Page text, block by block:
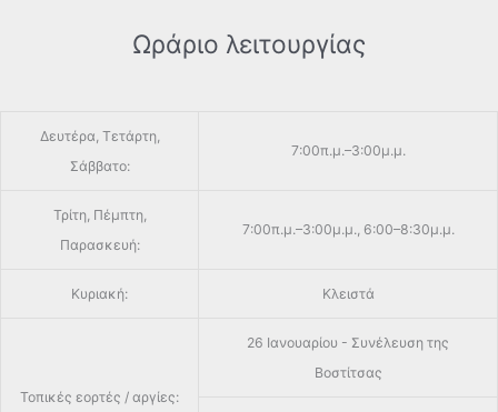
Ωράριο λειτουργίας
Δευτέρα, Τετάρτη,
Σάββατο:
7:00π.μ.–3:00μ.μ.
Τρίτη, Πέμπτη,
Παρασκευή:
7:00π.μ.–3:00μ.μ., 6:00–8:30μ.μ.
Κυριακή: Κλειστά
Τοπικές εορτές / αργίες:
26 Ιανουαρίου - Συνέλευση της
Βοστίτσας